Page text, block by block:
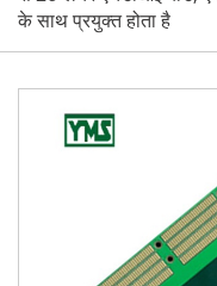
के साथ प्रयुक्त होता है